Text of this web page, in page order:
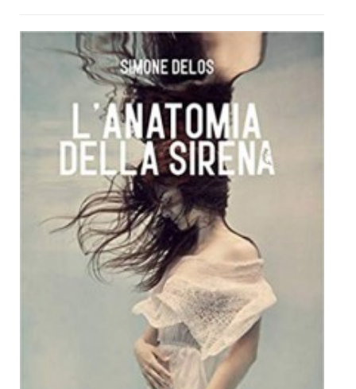
Dicono di Noi
Rassegna Stampa
Case editrici
Partnership
Giallo Stresa
Premio Chiara
Tabù Festival 2014